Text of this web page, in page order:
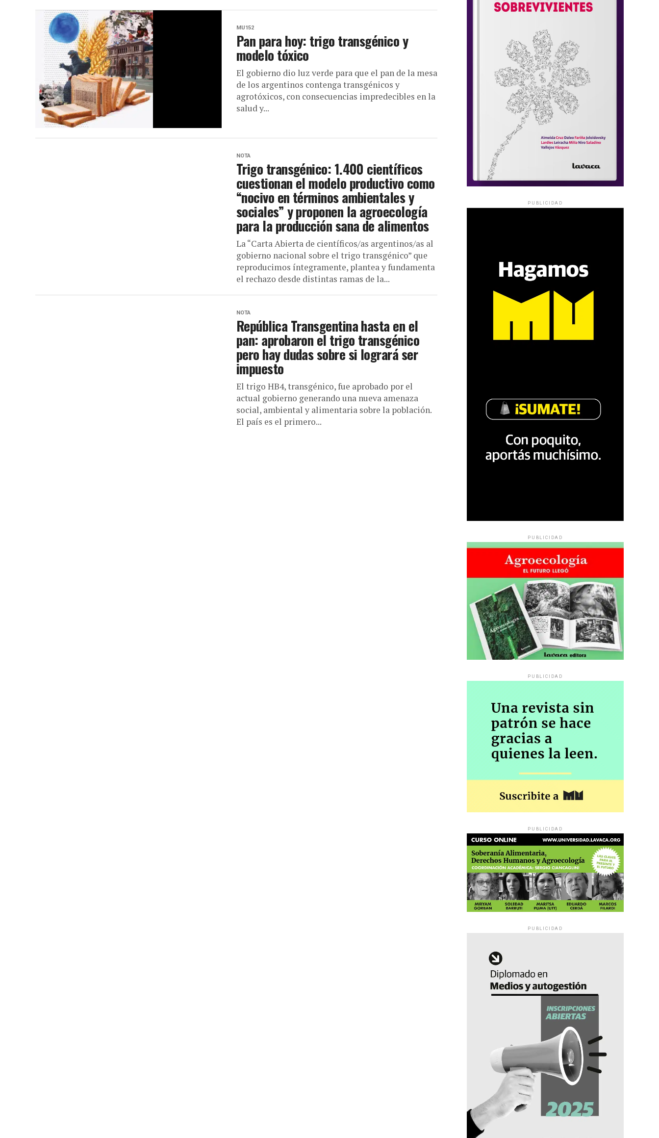
MU152
Pan para hoy: trigo transgénico y
modelo tóxico
El gobierno dio luz verde para que el pan de la mesa
de los argentinos contenga transgénicos y
agrotóxicos, con consecuencias impredecibles en la
salud y...
NOTA
Trigo transgénico: 1.400 científicos
cuestionan el modelo productivo como
“nocivo en términos ambientales y
sociales” y proponen la agroecología
para la producción sana de alimentos
La “Carta Abierta de científicos/as argentinos/as al
gobierno nacional sobre el trigo transgénico” que
reproducimos íntegramente, plantea y fundamenta
el rechazo desde distintas ramas de la...
NOTA
República Transgentina hasta en el
pan: aprobaron el trigo transgénico
pero hay dudas sobre si logrará ser
impuesto
El trigo HB4, transgénico, fue aprobado por el
actual gobierno generando una nueva amenaza
social, ambiental y alimentaria sobre la población.
El país es el primero...
PUBLICIDAD
PUBLICIDAD
PUBLICIDAD
PUBLICIDAD
PUBLICIDAD